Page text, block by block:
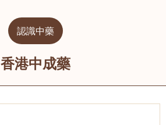
認識中藥
香港中成藥